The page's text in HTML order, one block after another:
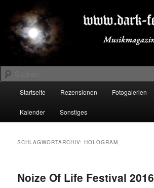
primären
Inhalt
springen
sekundären
Inhalt
springenDARK-FESTIVALS.DE
Suchen
Startseite Rezensionen Fotogalerien
Kalender Sonstiges
SCHLAGWORTARCHIV:HOLOGRAM_
Noize Of Life Festival 2016